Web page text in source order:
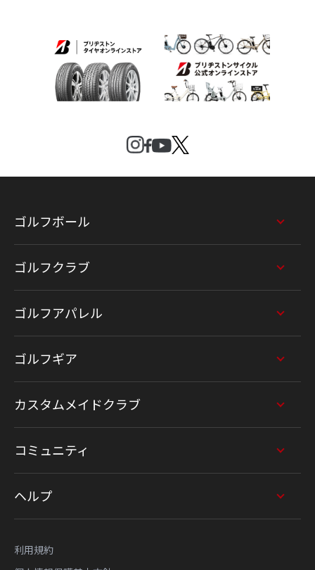
ゴルフボール
ゴルフクラブ
ゴルフアパレル
ゴルフギア
カスタムメイドクラブ
コミュニティ
ヘルプ
利用規約